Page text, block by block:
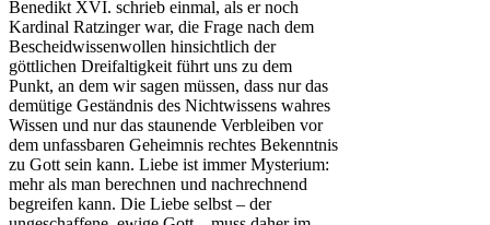
Benedikt XVI. schrieb einmal, als er noch
Kardinal Ratzinger war, die Frage nach dem
Bescheidwissenwollen hinsichtlich der
göttlichen Dreifaltigkeit führt uns zu dem
Punkt, an dem wir sagen müssen, dass nur das
demütige Geständnis des Nichtwissens wahres
Wissen und nur das staunende Verbleiben vor
dem unfassbaren Geheimnis rechtes Bekenntnis
zu Gott sein kann. Liebe ist immer Mysterium:
mehr als man berechnen und nachrechnend
begreifen kann. Die Liebe selbst – der